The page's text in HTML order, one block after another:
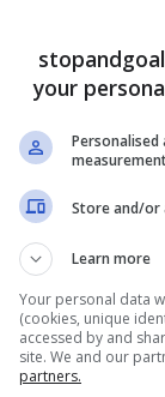
soluzione e
gennaio che
your
Store and/or
Learn more
Your personal data
(cookies, unique
accessed by and
site. We and our
partners.